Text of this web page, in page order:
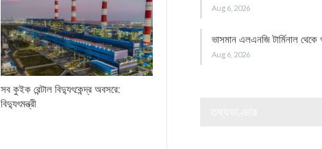
সব কুইক রেন্টাল বিদ্যুৎকেন্দ্র অবসরে:
বিদ্যুৎমন্ত্রী
Aug 6, 2026
ভাসমান এলএনজি টার্মিনাল
Aug 6, 2026